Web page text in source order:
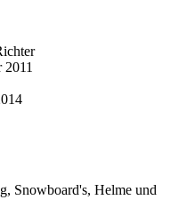
Snowboard's, Helme und